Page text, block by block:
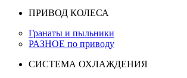
ПРИВОД КОЛЕСА
Гранаты и пыльники
РАЗНОЕ по приводу
СИСТЕМА ОХЛАЖДЕНИЯ